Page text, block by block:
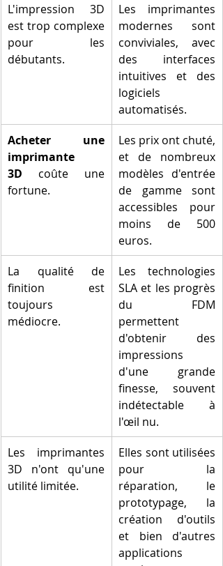
L'impression 3D
est trop complexe
pour les
débutants.
Les imprimantes
modernes sont
conviviales, avec
des interfaces
intuitives et des
logiciels
automatisés.
Acheter une
imprimante
3D coûte une
fortune.
Les prix ont chuté,
et de nombreux
modèles d'entrée
de gamme sont
accessibles pour
moins de 500
euros.
La qualité de
finition est
toujours
médiocre.
Les technologies
SLA et les progrès
du FDM
permettent
d'obtenir des
impressions
d'une grande
finesse, souvent
indétectable à
l'œil nu.
Les imprimantes
3D n'ont qu'une
utilité limitée.
Elles sont utilisées
pour la
réparation, le
prototypage, la
création d'outils
et bien d'autres
applications